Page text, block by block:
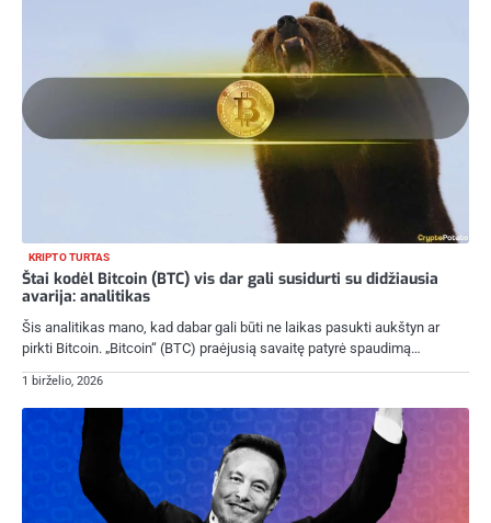
KRIPTO TURTAS
Štai kodėl Bitcoin (BTC) vis dar gali susidurti su didžiausia
avarija: analitikas
Šis analitikas mano, kad dabar gali būti ne laikas pasukti aukštyn ar
pirkti Bitcoin. „Bitcoin“ (BTC) praėjusią savaitę patyrė spaudimą…
1 birželio, 2026